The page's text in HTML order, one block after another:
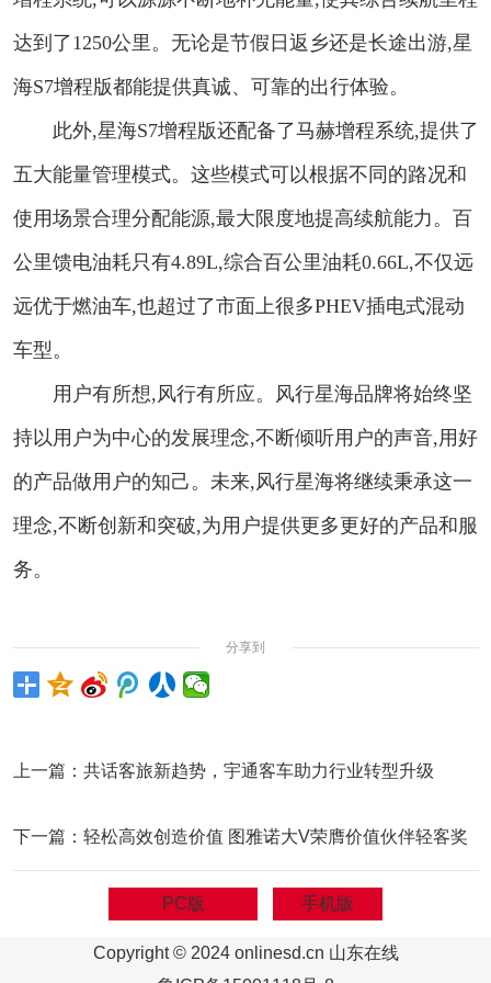
达到了1250公里。无论是节假日返乡还是长途出游,星
海S7增程版都能提供真诚、可靠的出行体验。
此外,星海S7增程版还配备了马赫增程系统,提供了
五大能量管理模式。这些模式可以根据不同的路况和
使用场景合理分配能源,最大限度地提高续航能力。百
公里馈电油耗只有4.89L,综合百公里油耗0.66L,不仅远
远优于燃油车,也超过了市面上很多PHEV插电式混动
车型。
用户有所想,风行有所应。风行星海品牌将始终坚
持以用户为中心的发展理念,不断倾听用户的声音,用好
的产品做用户的知己。未来,风行星海将继续秉承这一
理念,不断创新和突破,为用户提供更多更好的产品和服
务。
分享到
上一篇： 共话客旅新趋势，宇通客车助力行业转型升级
下一篇： 轻松高效创造价值 图雅诺大V荣膺价值伙伴轻客奖
PC版 手机版
Copyright © 2024 onlinesd.cn 山东在线